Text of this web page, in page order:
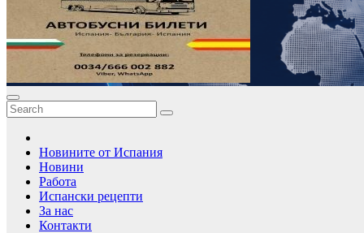
Новините от Испания
Новини
Работа
Испански рецепти
За нас
Контакти